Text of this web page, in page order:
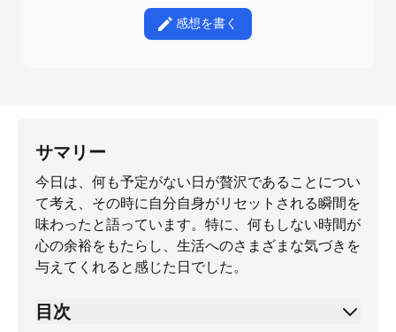
感想を書く
サマリー
今日は、何も予定がない日が贅沢であることについ
て考え、その時に自分自身がリセットされる瞬間を
味わったと語っています。特に、何もしない時間が
心の余裕をもたらし、生活へのさまざまな気づきを
与えてくれると感じた日でした。
目次